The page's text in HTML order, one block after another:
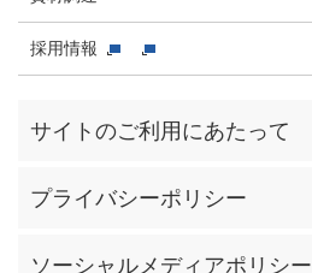
採用情報
サイトのご利用にあたって
プライバシーポリシー
ソーシャルメディアポリシー